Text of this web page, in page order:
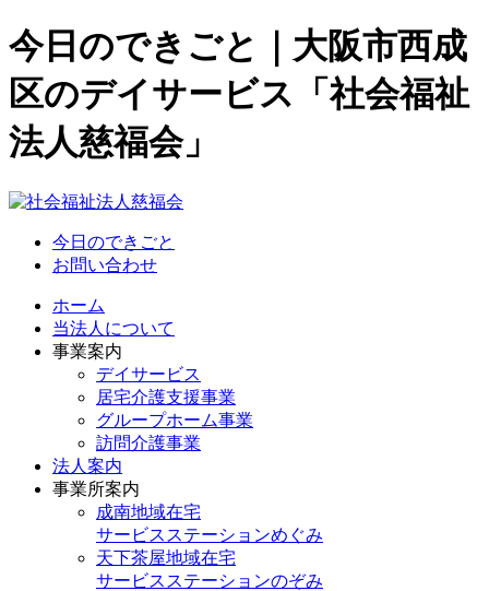
今日のできごと｜大阪市西成
区のデイサービス「社会福祉
法人慈福会」
今日のできごと
お問い合わせ
ホーム
当法人について
事業案内
デイサービス
居宅介護支援事業
グループホーム事業
訪問介護事業
法人案内
事業所案内
成南地域在宅
サービスステーションめぐみ
天下茶屋地域在宅
サービスステーションのぞみ